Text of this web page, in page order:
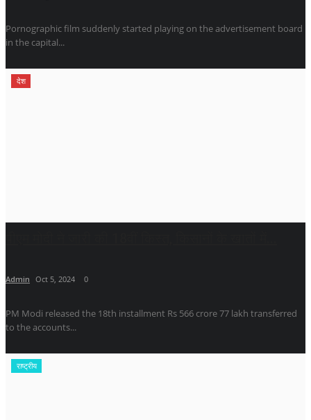
Pornographic film suddenly started playing on the advertisement board
in the capital...
देश
Admin Oct 5, 2024 0
PM Modi released the 18th installment Rs 566 crore 77 lakh transferred
to the accounts...
राष्ट्रीय